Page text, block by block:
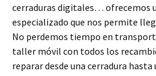
cerraduras digitales… ofrecemos
especializado que nos permite
No perdemos tiempo en
taller móvil con todos los
reparar desde una cerradura